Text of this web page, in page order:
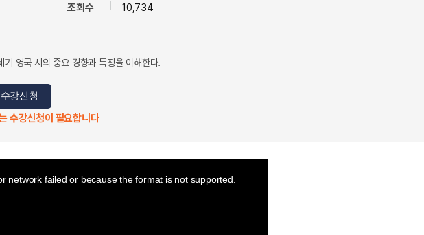
조회수 10,734
영국 시의 중요 경향과 특징을 이해한다.
강신청
수강신청이 필요합니다
failed or because the format is not supported.